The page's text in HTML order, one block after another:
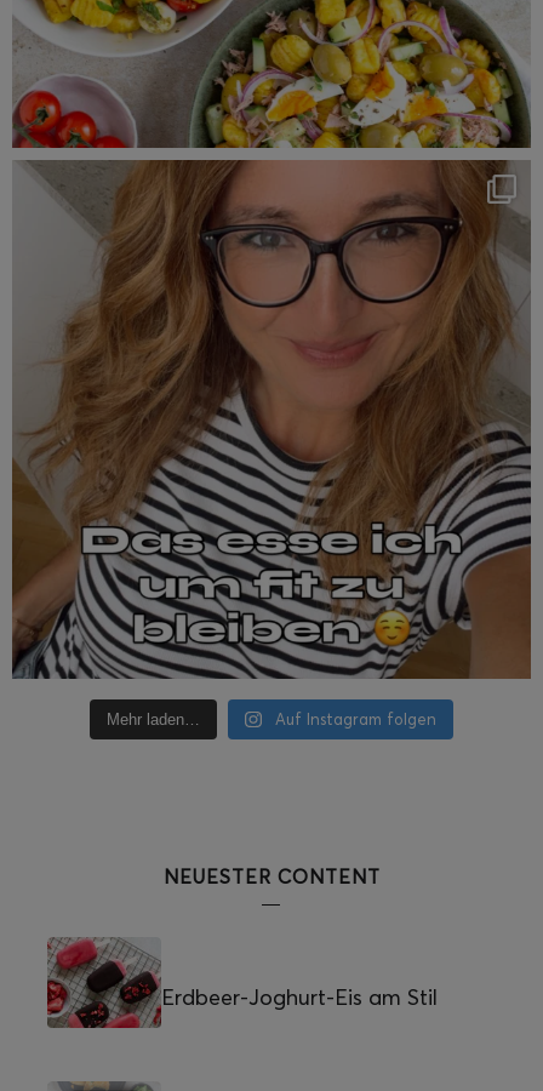
Mehr laden… Auf Instagram folgen
NEUESTER CONTENT
Erdbeer-Joghurt-Eis am Stil